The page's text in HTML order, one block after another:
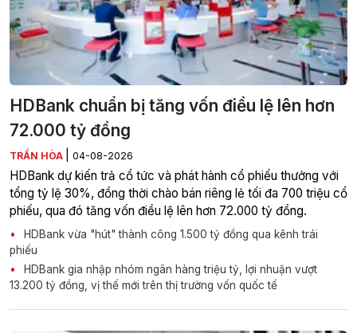
HDBank chuẩn bị tăng vốn điều lệ lên hơn
72.000 tỷ đồng
TRẦN HÒA 04-08-2026
HDBank dự kiến trả cổ tức và phát hành cổ phiếu thưởng với
tổng tỷ lệ 30%, đồng thời chào bán riêng lẻ tối đa 700 triệu cổ
phiếu, qua đó tăng vốn điều lệ lên hơn 72.000 tỷ đồng.
HDBank vừa "hút" thành công 1.500 tỷ đồng qua kênh trái
phiếu
HDBank gia nhập nhóm ngân hàng triệu tỷ, lợi nhuận vượt
13.200 tỷ đồng, vị thế mới trên thị trường vốn quốc tế